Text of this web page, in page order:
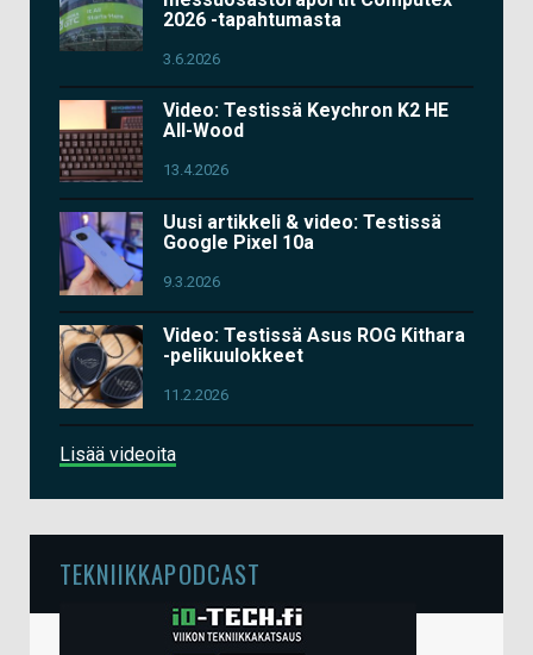
2026 -tapahtumasta
3.6.2026
Video: Testissä Keychron K2 HE
All-Wood
13.4.2026
Uusi artikkeli & video: Testissä
Google Pixel 10a
9.3.2026
Video: Testissä Asus ROG Kithara
-pelikuulokkeet
11.2.2026
Lisää videoita
TEKNIIKKAPODCAST